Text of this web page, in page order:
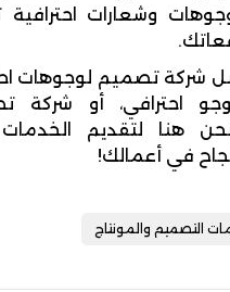
وشعارات احترافية
شركة تصميم لوجوهات
احترافي، أو شركة
نحن هنا لتقديم
في أعمالك!
التصميم والمونتاج